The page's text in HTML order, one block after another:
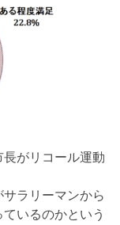
長がリコール運動
サラリーマンから
いるのかという